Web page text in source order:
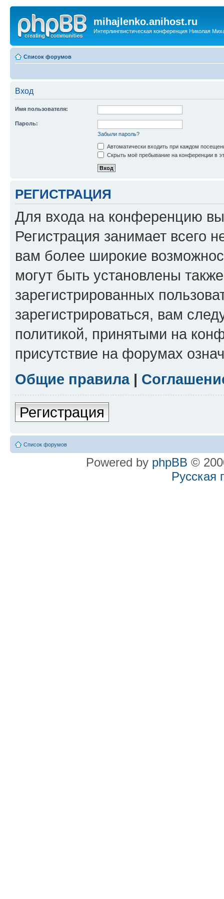
mihajlenko.anihost.ru
Интерлингвистическая конференция Николая
Список форумов
Вход
Имя пользователя:
Пароль:
Забыли пароль?
Автоматически входить при каждом
Скрыть моё пребывание на конференции в
РЕГИСТРАЦИЯ
Для входа на конференцию
Регистрация занимает всего
вам более широкие
могут быть установлены
зарегистрированных
зарегистрироваться, вам
политикой, принятыми на
присутствие на форумах
Общие правила|
Регистрация
Список форумов
Powered by phpBB ©
Русская